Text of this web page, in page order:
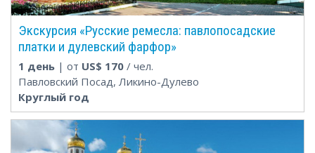
Экскурсия «Русские ремесла: павлопосадские
платки и дулевский фарфор»
1 день | от US$ 170 / чел.
Павловский Посад, Ликино-Дулево
Круглый год